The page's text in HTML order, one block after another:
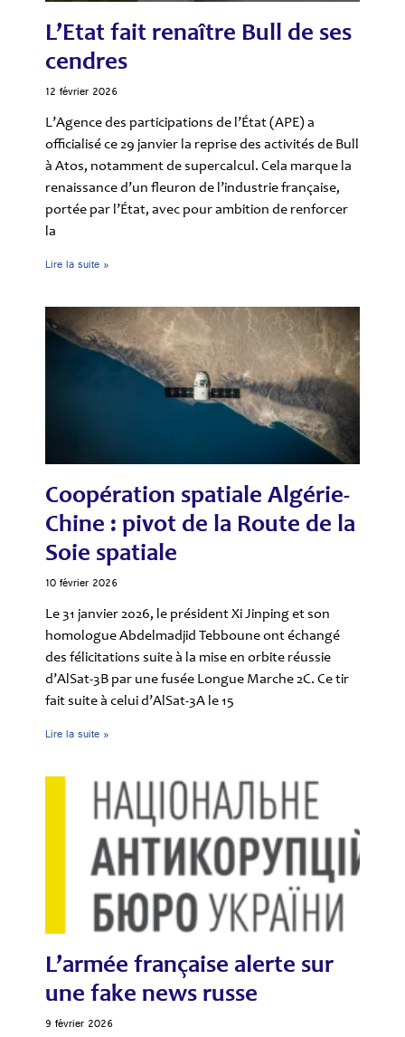
L’Etat fait renaître Bull de ses
cendres
12 février 2026
L’Agence des participations de l’État (APE) a
officialisé ce 29 janvier la reprise des activités de Bull
à Atos, notamment de supercalcul. Cela marque la
renaissance d’un fleuron de l’industrie française,
portée par l’État, avec pour ambition de renforcer
la
Lire la suite »
Coopération spatiale Algérie-
Chine : pivot de la Route de la
Soie spatiale
10 février 2026
Le 31 janvier 2026, le président Xi Jinping et son
homologue Abdelmadjid Tebboune ont échangé
des félicitations suite à la mise en orbite réussie
d’AlSat-3B par une fusée Longue Marche 2C. Ce tir
fait suite à celui d’AlSat-3A le 15
Lire la suite »
L’armée française alerte sur
une fake news russe
9 février 2026